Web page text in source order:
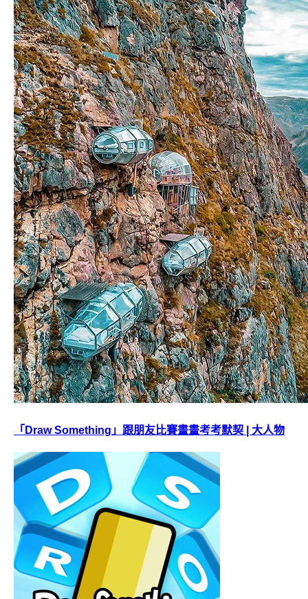
「Draw Something」跟朋友比賽畫畫考考默契 | 大人物